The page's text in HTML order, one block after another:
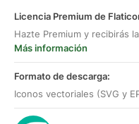
Licencia Premium de
Hazte Premium y recibirás
Más información
Formato de descarga:
Iconos vectoriales (SVG y